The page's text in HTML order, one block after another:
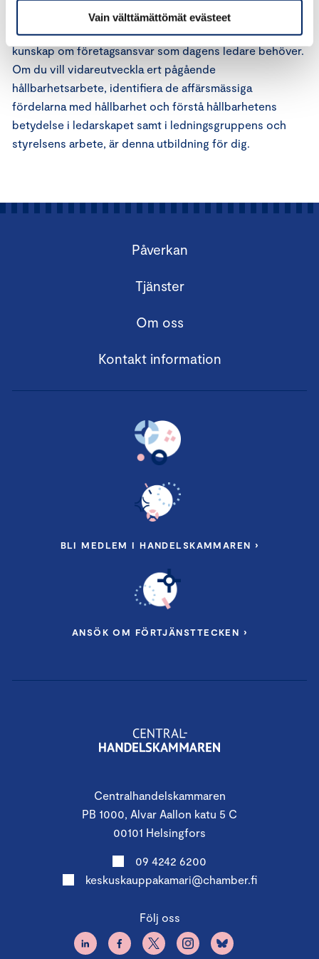
Vain välttämättömät evästeet
Detta utbildningsprogram i tre moduler ger dig den
kunskap om företagsansvar som dagens ledare behöver.
Om du vill vidareutveckla ert pågående
hållbarhetsarbete, identifiera de affärsmässiga
fördelarna med hållbarhet och förstå hållbarhetens
betydelse i ledarskapet samt i ledningsgruppens och
styrelsens arbete, är denna utbildning för dig.
Centralhandelskammaren
PB 1000, Alvar Aallon katu 5 C
00101 Helsingfors
09 4242 6200
keskuskauppakamari@chamber.fi
Följ oss
Påverkan
Tjänster
Om oss
Kontakt information
BLI MEDLEM I HANDELSKAMMAREN ›
ANSÖK OM FÖRTJÄNSTTECKEN ›